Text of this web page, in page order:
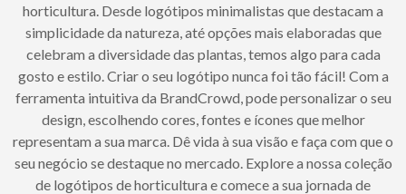
horticultura. Desde logótipos minimalistas que destacam a
simplicidade da natureza, até opções mais elaboradas que
celebram a diversidade das plantas, temos algo para cada
gosto e estilo. Criar o seu logótipo nunca foi tão fácil! Com a
ferramenta intuitiva da BrandCrowd, pode personalizar o seu
design, escolhendo cores, fontes e ícones que melhor
representam a sua marca. Dê vida à sua visão e faça com que o
seu negócio se destaque no mercado. Explore a nossa coleção
de logótipos de horticultura e comece a sua jornada de